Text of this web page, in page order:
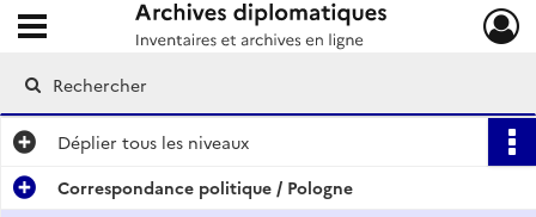
Archives diplomatiques
Ouvrir le menu déroulant
Déplier tous les niveaux
Correspondance politique / Pologne